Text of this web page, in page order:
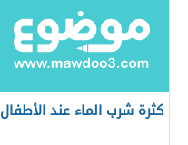
كثرة شرب الماء عند الأطفال